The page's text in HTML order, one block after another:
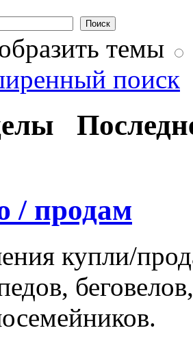
темы
поиск
/ продам
купли/